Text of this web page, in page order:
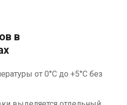
в
от 0°С до +5°С без